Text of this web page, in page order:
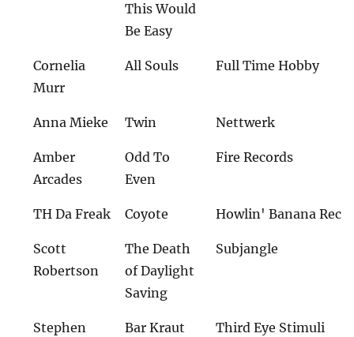
This Would
Be Easy
Cornelia
Murr
All Souls Full Time Hobby
Anna Mieke Twin Nettwerk
Amber
Arcades
Odd To
Even
Fire Records
TH Da Freak Coyote Howlin' Banana Rec
Scott
Robertson
The Death
of Daylight
Saving
Subjangle
Stephen
Bar Kraut Third Eye Stimuli